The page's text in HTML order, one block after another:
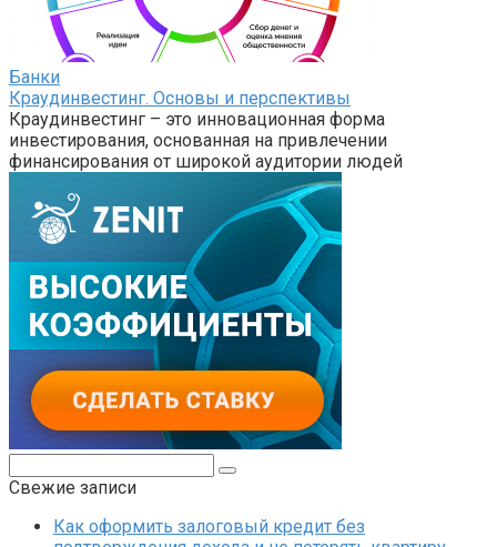
Банки
Краудинвестинг. Основы и перспективы
Краудинвестинг – это инновационная форма
инвестирования, основанная на привлечении
финансирования от широкой аудитории людей
Свежие записи
Как оформить залоговый кредит без